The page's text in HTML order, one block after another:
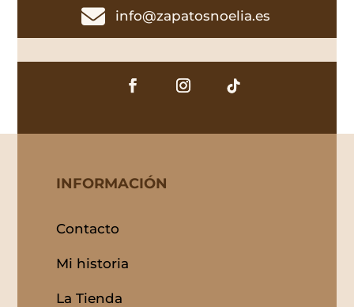
 info@zapatosnoelia.es
INFORMACIÓN
Contacto
Mi historia
La Tienda